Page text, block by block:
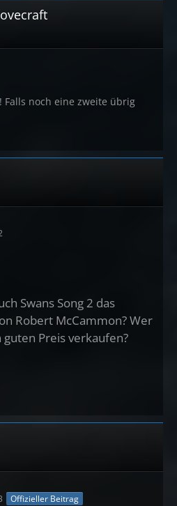
Falls noch eine zweite übrig
Swans Song 2 das
Robert McCammon? Wer
Preis verkaufen?
Offizieller Beitrag